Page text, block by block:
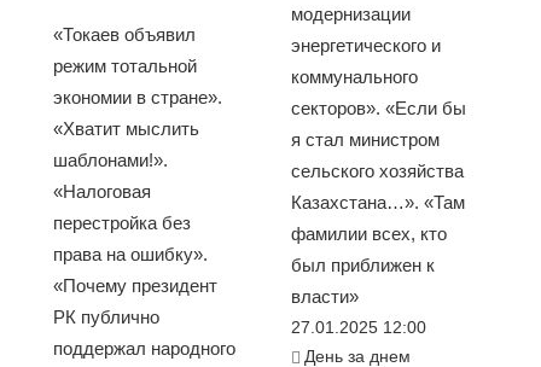
«Токаев объявил
режим тотальной
экономии в стране».
«Хватит мыслить
шаблонами!».
«Налоговая
перестройка без
права на ошибку».
«Почему президент
РК публично
поддержал народного
модернизации
энергетического и
коммунального
секторов». «Если бы
я стал министром
сельского хозяйства
Казахстана…». «Там
фамилии всех, кто
был приближен к
власти»
27.01.2025 12:00
День за днем